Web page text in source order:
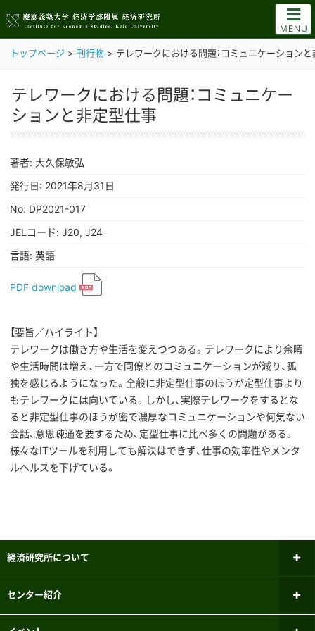
MENU
トップページ > 刊行物 > テレワークにおける問題：コミュニケーション
テレワークにおける問題：コミュニケー
ションと非定型仕事
著者: 大久保敏弘
発行日: 2021年8月31日
No: DP2021-017
JELコード: J20, J24
言語: 英語
PDF download
【要旨／ハイライト】
テレワークは働き方や生活を変えつつある。テレワークにより余暇
や生活時間は増え、一方で同僚とのコミュニケーションが減り、孤
独を感じるようになった。全般に非定型仕事のほうが定型仕事より
もテレワークには向いている。しかし、実際テレワークをするとな
ると非定型仕事のほうが密で濃厚なコミュニケーションや何気ない
会話、意思疎通を要するため、定型仕事に比べ多くの問題がある。
様々なITツールを利用しても解決はできず、仕事の効率性やメンタ
ルヘルスを下げている。
経済研究所について
所長あいさつ
センター紹介